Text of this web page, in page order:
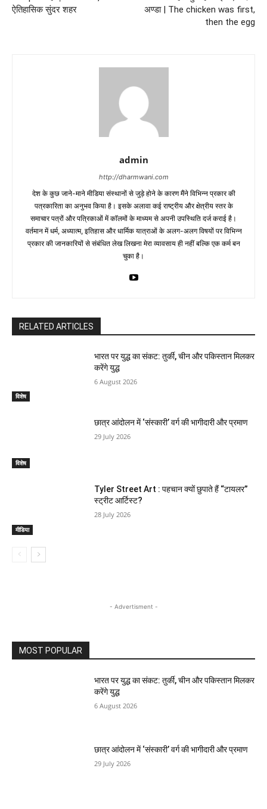
ऐतिहासिक सुंदर शहर
अण्डा | The chicken was first,
then the egg
admin
http://dharmwani.com
देश के कुछ जाने-माने मीडिया संस्थानों से जुड़े होने के कारण मैंने विभिन्न प्रकार की
पत्रकारिता का अनुभव किया है। इसके अलावा कई राष्ट्रीय और क्षेत्रीय स्तर के
समाचार पत्रों और पत्रिकाओं में काॅलमों के माध्यम से अपनी उपस्थिति दर्ज कराई है।
वर्तमान में धर्म, अध्यात्म, इतिहास और धार्मिक यात्राओं के अलग-अलग विषयों पर विभिन्न
प्रकार की जानकारियों से संबंधित लेख लिखना मेरा व्यावसाय ही नहीं बल्कि एक कर्म बन
चुका है।
RELATED ARTICLES
विशेष
भारत पर युद्ध का संकट: तुर्की, चीन और पकिस्तान मिलकर
करेंगे युद्ध
6 August 2026
विशेष
छात्र आंदोलन में ‘संस्कारी’ वर्ग की भागीदारी और प्रमाण
29 July 2026
मीडिया
Tyler Street Art : पहचान क्यों छुपाते हैं “टायलर”
स्ट्रीट आर्टिस्ट?
28 July 2026
- Advertisment -
MOST POPULAR
भारत पर युद्ध का संकट: तुर्की, चीन और पकिस्तान मिलकर
करेंगे युद्ध
6 August 2026
छात्र आंदोलन में ‘संस्कारी’ वर्ग की भागीदारी और प्रमाण
29 July 2026